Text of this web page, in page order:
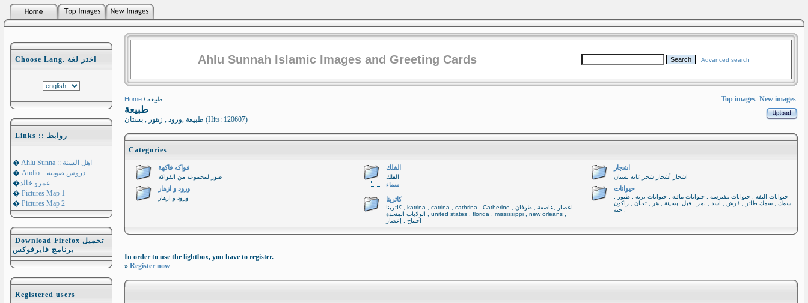
Choose Lang. اختر لغة
Links :: روابط
�
Ahlu Sunna :: اهل السنة
�
Audio :: دروس صوتية
�عمرو خالد
� Pictures Map 1
� Pictures Map 2
Download Firefox تحميل
برنامج فايرفوكس
Registered users
Ahlu Sunnah Islamic Images and Greeting Cards Advanced search
Home / طبيعة Top images New images
طبيعة
طبيعة ,ورود , زهور , بستان (Hits: 120607)
Categories
فواكه فاكهة
صور لمجموعة من الفواكه
ورود و ازهار
ورود و ازهار
الفلك
الفلك
سماء
كاترينا
كاترينا , katrina , catrina , cathrina , Catherine اعصار ,عاصفة , طوفان ,
الولايات المتحدة , united states , florida , mississippi , new orleans ,
اجتياح , إعصار
اشجار
اشجار أشجار شجر غابة بستان
حيوانات
حيوانات اليفة , حيوانات مفترسة , حيوانات مائية , حيوانات برية , طيور ,
سمك , سمك طائر , قرش , اسد , نمر , فيل, بسينة , هر , ثعبان , راكون
, حية
In order to use the lightbox, you have to register.
» Register now